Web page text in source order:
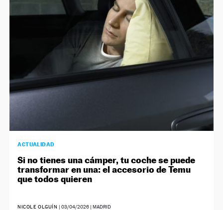
ACTUALIDAD
Si no tienes una cámper, tu coche se puede
transformar en una: el accesorio de Temu
que todos quieren
NICOLE OLGUÍN | 03/04/2026| MADRID